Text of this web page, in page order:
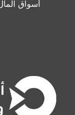
أسواق